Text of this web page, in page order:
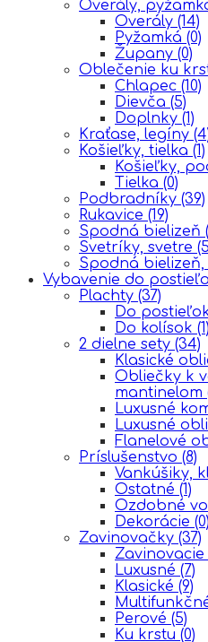
Overály,
Overály (14)
Pyžamká (0)
Župany (0)
Oblečenie ku
Chlapec (10)
Dievča (5)
Doplnky (1)
Kraťase, legíny
Košieľky, tielka (1)
Košieľky,
Tielka (0)
Podbradníky (39)
Rukavice (19)
Spodná bielizeň
Svetríky, svetre
Spodná
Vybavenie do
Plachty (37)
Do
Do kolísok (1)
2 dielne sety (34)
Klasické
Obliečky k
mantinelom
Luxusné
Luxusné
Flanelové
Príslušenstvo (8)
Vankúšiky,
Ostatné (1)
Ozdobné
Dekorácie (0)
Zavinovačky (37)
Luxusné (7)
Klasické (9)
Perové (5)
Ku krstu (0)